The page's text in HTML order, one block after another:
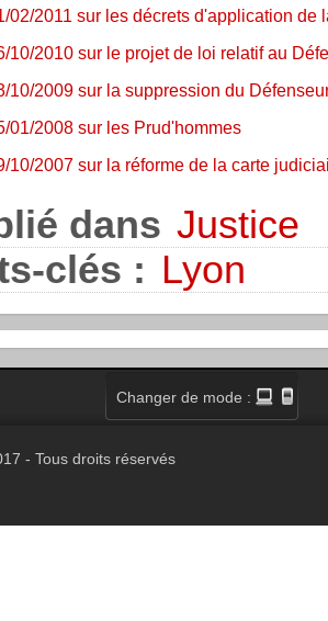
02/2011 sur les décrets d'application de
10/2010 sur le projet de loi relatif au
10/2009 sur la suppression du
01/2008 sur les Prud'hommes
10/2007 sur la réforme de la carte
dans Justice
clés : Lyon
Changer de mode :
- Tous droits réservés